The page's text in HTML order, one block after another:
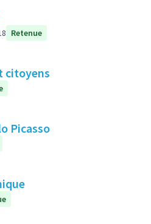
Retenue
citoyens
Pablo Picasso